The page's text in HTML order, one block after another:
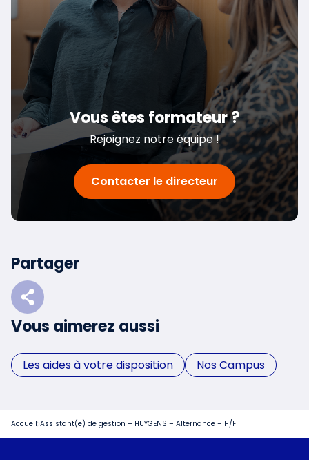
Vous êtes formateur ?
Rejoignez notre équipe !
Contacter le directeur
Partager
Vous aimerez aussi
Les aides à votre disposition Nos Campus
Accueil Assistant(e) de gestion – HUYGENS – Alternance – H/F